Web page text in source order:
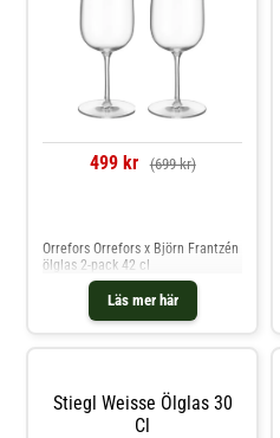
499 kr (699 kr)
Läs mer här
Orrefors Orrefors x Björn Frantzén
ölglas 2-pack 42 cl
Stiegl Weisse Ölglas 30
Cl